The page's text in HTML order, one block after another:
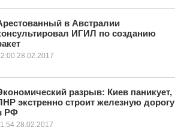
в Австралии
ИГИЛ по созданию
28.02.2017
разрыв: Киев паникует,
экстренно строит железную дорогу
РФ
28.02.2017